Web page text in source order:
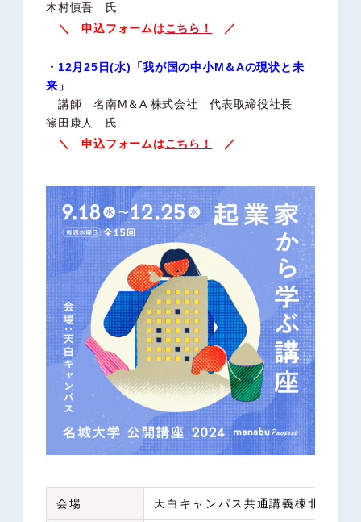
木村慎吾 氏
＼ 申込フォームはこちら！ ／
・12月25日(水)「我が国の中小M＆Aの現状と未
来」
講師 名南M＆A 株式会社 代表取締役社長
篠田康人 氏
＼ 申込フォームはこちら！ ／
会場 天白キャンパス共通講義棟北1階